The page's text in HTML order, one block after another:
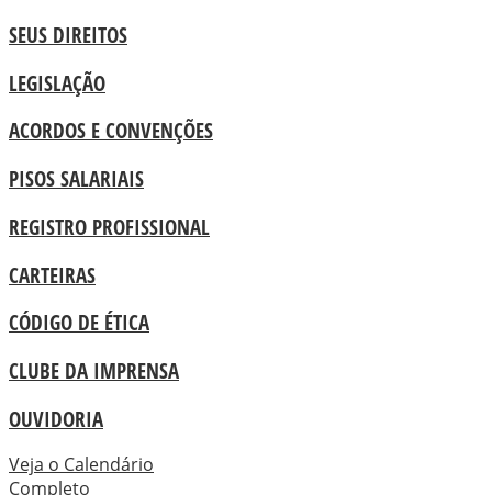
SEUS DIREITOS
LEGISLAÇÃO
ACORDOS E CONVENÇÕES
PISOS SALARIAIS
REGISTRO PROFISSIONAL
CARTEIRAS
CÓDIGO DE ÉTICA
CLUBE DA IMPRENSA
OUVIDORIA
Veja o Calendário
Completo